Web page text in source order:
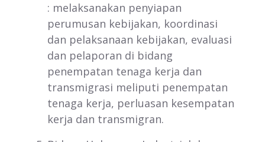
: melaksanakan penyiapan
perumusan kebijakan, koordinasi
dan pelaksanaan kebijakan, evaluasi
dan pelaporan di bidang
penempatan tenaga kerja dan
transmigrasi meliputi penempatan
tenaga kerja, perluasan kesempatan
kerja dan transmigran.